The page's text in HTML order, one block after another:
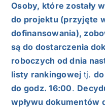
Osoby, które zostały
do projektu (przyjęte
dofinansowania),
są do dostarczenia
roboczych od dnia
listy rankingowej tj.
do godz. 16:00.
wpływu dokumentów